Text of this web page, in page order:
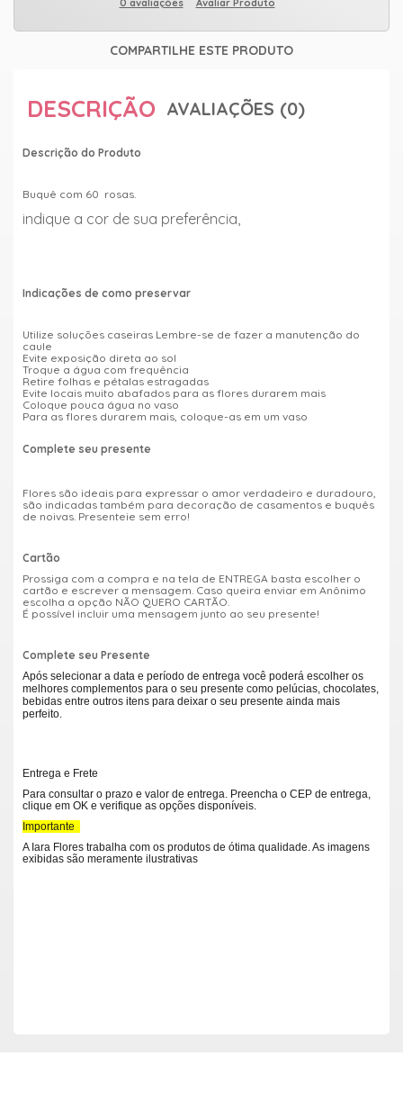
0 avaliações Avaliar Produto
COMPARTILHE ESTE PRODUTO
DESCRIÇÃO AVALIAÇÕES (0)
Descrição do Produto
Buquê com 60 rosas.
indique a cor de sua preferência,
Indicações de como preservar
Utilize soluções caseiras Lembre-se de fazer a manutenção do
caule
Evite exposição direta ao sol
Troque a água com frequência
Retire folhas e pétalas estragadas
Evite locais muito abafados para as flores durarem mais
Coloque pouca água no vaso
Para as flores durarem mais, coloque-as em um vaso
Complete seu presente
Flores são ideais para expressar o amor verdadeiro e duradouro,
são indicadas também para decoração de casamentos e buquês
de noivas. Presenteie sem erro!
Cartão
Prossiga com a compra e na tela de ENTREGA basta escolher o
cartão e escrever a mensagem. Caso queira enviar em Anônimo
escolha a opção NÃO QUERO CARTÃO.
É possível incluir uma mensagem junto ao seu presente!
Complete seu Presente
Após selecionar a data e período de entrega você poderá escolher os
melhores complementos para o seu presente como pelúcias, chocolates,
bebidas entre outros itens para deixar o seu presente ainda mais
perfeito.
Entrega e Frete
Para consultar o prazo e valor de entrega. Preencha o CEP de entrega,
clique em OK e verifique as opções disponíveis.
Importante
A Iara Flores trabalha com os produtos de ótima qualidade. As imagens
exibidas são meramente ilustrativas